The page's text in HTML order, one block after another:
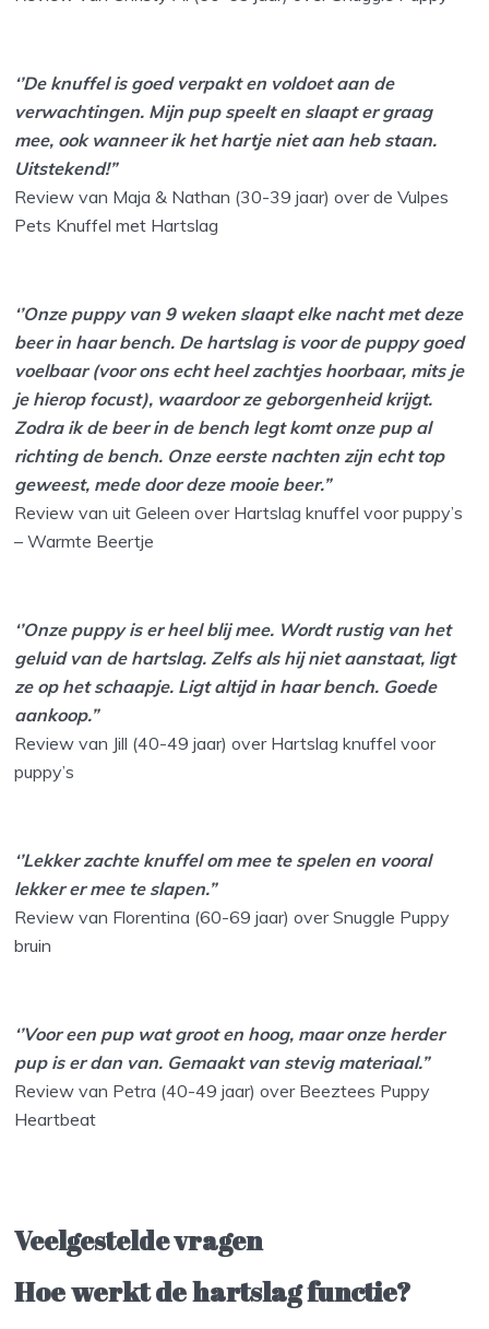
‘’De knuffel is goed verpakt en voldoet aan de
verwachtingen. Mijn pup speelt en slaapt er graag
mee, ook wanneer ik het hartje niet aan heb staan.
Uitstekend!”
Review van Maja & Nathan (30-39 jaar) over de Vulpes
Pets Knuffel met Hartslag
‘’Onze puppy van 9 weken slaapt elke nacht met deze
beer in haar bench. De hartslag is voor de puppy goed
voelbaar (voor ons echt heel zachtjes hoorbaar, mits je
je hierop focust), waardoor ze geborgenheid krijgt.
Zodra ik de beer in de bench legt komt onze pup al
richting de bench. Onze eerste nachten zijn echt top
geweest, mede door deze mooie beer.”
Review van uit Geleen over Hartslag knuffel voor puppy’s
– Warmte Beertje
‘’Onze puppy is er heel blij mee. Wordt rustig van het
geluid van de hartslag. Zelfs als hij niet aanstaat, ligt
ze op het schaapje. Ligt altijd in haar bench. Goede
aankoop.”
Review van Jill (40-49 jaar) over Hartslag knuffel voor
puppy’s
‘’Lekker zachte knuffel om mee te spelen en vooral
lekker er mee te slapen.”
Review van Florentina (60-69 jaar) over Snuggle Puppy
bruin
‘’Voor een pup wat groot en hoog, maar onze herder
pup is er dan van. Gemaakt van stevig materiaal.”
Review van Petra (40-49 jaar) over Beeztees Puppy
Heartbeat
Veelgestelde vragen
Hoe werkt de hartslag functie?